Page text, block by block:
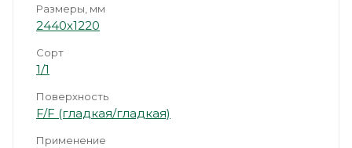
Размеры, мм
2440х1220
Сорт
1/1
Поверхность
F/F (гладкая/гладкая)
Применение